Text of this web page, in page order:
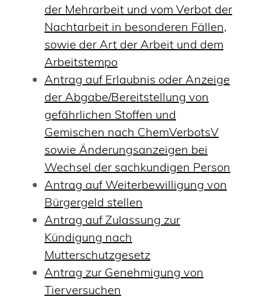
der Mehrarbeit und vom Verbot der
Nachtarbeit in besonderen Fällen,
sowie der Art der Arbeit und dem
Arbeitstempo
Antrag auf Erlaubnis oder Anzeige
der Abgabe/Bereitstellung von
gefährlichen Stoffen und
Gemischen nach ChemVerbotsV
sowie Änderungsanzeigen bei
Wechsel der sachkundigen Person
Antrag auf Weiterbewilligung von
Bürgergeld stellen
Antrag auf Zulassung zur
Kündigung nach
Mutterschutzgesetz
Antrag zur Genehmigung von
Tierversuchen